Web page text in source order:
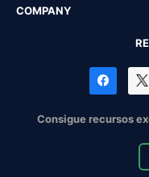
COMPANY
Consigue recursos